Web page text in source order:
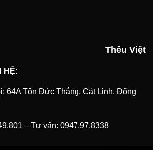
Thêu Việt
HỆ:
64A Tôn Đức Thắng, Cát Linh, Đống
– Tư vấn: 0947.97.8338